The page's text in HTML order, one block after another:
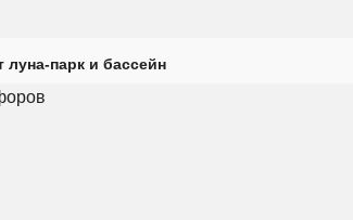
парк и бассейн